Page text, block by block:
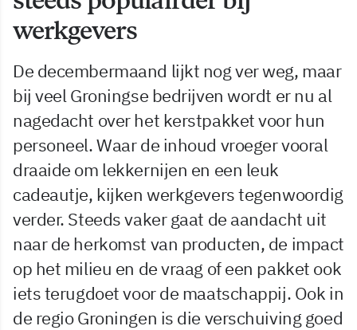
werkgevers
De decembermaand lijkt nog ver weg, maar
bij veel Groningse bedrijven wordt er nu al
nagedacht over het kerstpakket voor hun
personeel. Waar de inhoud vroeger vooral
draaide om lekkernijen en een leuk
cadeautje, kijken werkgevers tegenwoordig
verder. Steeds vaker gaat de aandacht uit
naar de herkomst van producten, de impact
op het milieu en de vraag of een pakket ook
iets terugdoet voor de maatschappij. Ook in
de regio Groningen is die verschuiving goed